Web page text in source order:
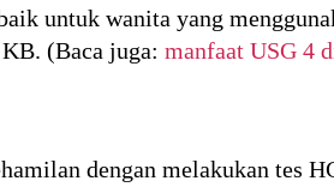
untuk wanita yang
(Baca juga: manfaat USG 4
dengan melakukan tes